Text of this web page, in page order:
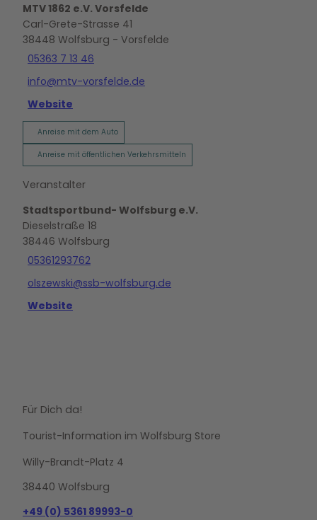
MTV 1862 e.V. Vorsfelde
Carl-Grete-Strasse 41
38448 Wolfsburg - Vorsfelde
05363 7 13 46
info@mtv-vorsfelde.de
Website
Anreise mit dem Auto
Anreise mit öffentlichen Verkehrsmitteln
Veranstalter
Stadtsportbund- Wolfsburg e.V.
Dieselstraße 18
38446 Wolfsburg
05361293762
olszewski@ssb-wolfsburg.de
Website
Für Dich da!
Tourist-Information im Wolfsburg Store
Willy-Brandt-Platz 4
38440 Wolfsburg
+49 (0) 5361 89993-0